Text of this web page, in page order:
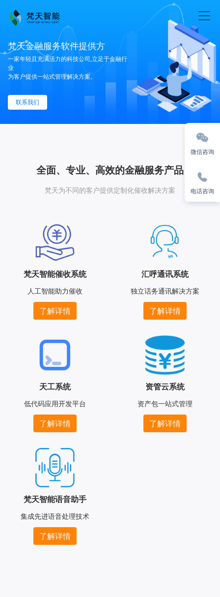
微信咨询
电话咨询
梵天金融服务软件提供方
一家年轻且充满活力的科技公司,立足于金融行
业
为客户提供一站式管理解决方案。
联系我们
全面、专业、高效的金融服务产品
梵天为不同的客户提供定制化催收解决方案
梵天智能催收系统
人工智能助力催收
了解详情
汇呼通讯系统
独立话务通讯解决方案
了解详情
天工系统
低代码应用开发平台
了解详情
资管云系统
资产包一站式管理
了解详情
梵天智能语音助手
集成先进语音处理技术
了解详情